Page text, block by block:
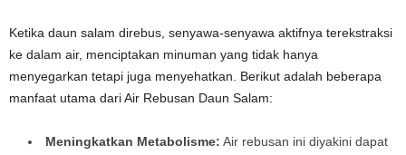
Ketika daun salam direbus, senyawa-senyawa aktifnya terekstraksi
ke dalam air, menciptakan minuman yang tidak hanya
menyegarkan tetapi juga menyehatkan. Berikut adalah beberapa
manfaat utama dari Air Rebusan Daun Salam:
Meningkatkan Metabolisme: Air rebusan ini diyakini dapat